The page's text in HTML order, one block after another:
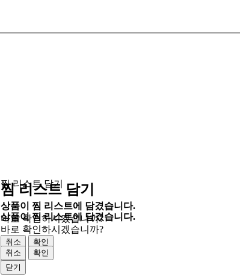
찜 리스트 담기
상품이 찜 리스트에 담겼습니다.
바로 확인하시겠습니까?
취소
확인
닫기
찜 리스트 담기
상품이 찜 리스트에 담겼습니다.
바로 확인하시겠습니까?
취소
확인
닫기